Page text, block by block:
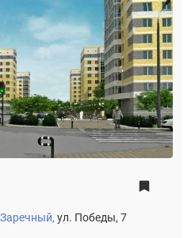
Заречный, ул. Победы, 7